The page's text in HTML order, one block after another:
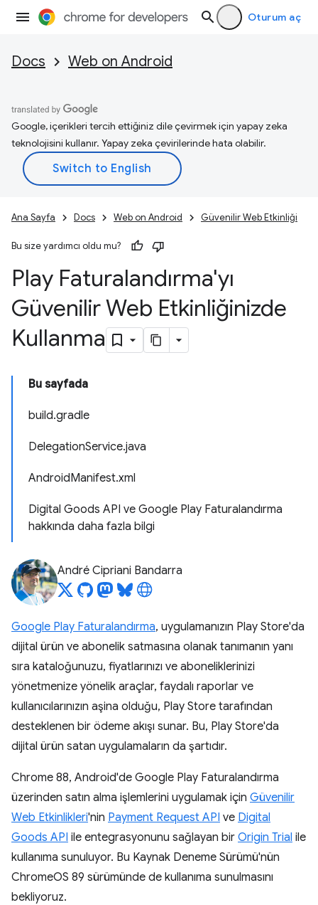
Oturum aç
Docs Web on Android
Google, içerikleri tercih ettiğiniz dile çevirmek için yapay zeka
teknolojisini kullanır. Yapay zeka çevirilerinde hata olabilir.
Ana Sayfa Docs Web on Android Güvenilir Web Etkinliği
Bu size yardımcı oldu mu?
Play Faturalandırma'yı
Güvenilir Web Etkinliğinizde
Kullanma
Bu sayfada
build.gradle
DelegationService.java
AndroidManifest.xml
Digital Goods API ve Google Play Faturalandırma
hakkında daha fazla bilgi
André Cipriani Bandarra
Google Play Faturalandırma, uygulamanızın Play Store'da
dijital ürün ve abonelik satmasına olanak tanımanın yanı
sıra kataloğunuzu, fiyatlarınızı ve aboneliklerinizi
yönetmenize yönelik araçlar, faydalı raporlar ve
kullanıcılarınızın aşina olduğu, Play Store tarafından
desteklenen bir ödeme akışı sunar. Bu, Play Store'da
dijital ürün satan uygulamaların da şartıdır.
Chrome 88, Android'de Google Play Faturalandırma
üzerinden satın alma işlemlerini uygulamak için Güvenilir
Web Etkinlikleri'nin Payment Request API ve Digital
Goods API ile entegrasyonunu sağlayan bir Origin Trial ile
kullanıma sunuluyor. Bu Kaynak Deneme Sürümü'nün
ChromeOS 89 sürümünde de kullanıma sunulmasını
bekliyoruz.